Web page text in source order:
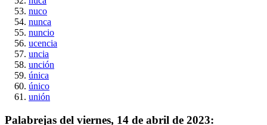
nuco
nunca
nuncio
ucencia
uncia
unción
única
único
unión
Palabrejas del viernes, 14 de abril de 2023: